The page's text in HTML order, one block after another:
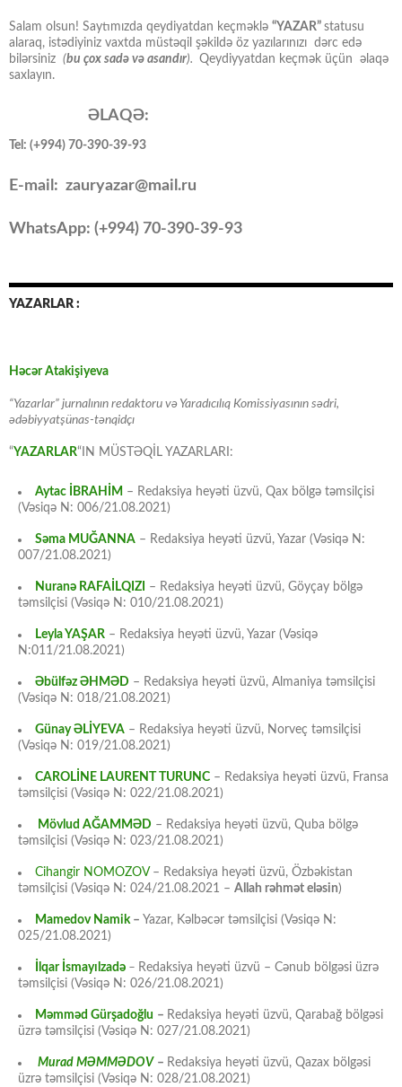
Salam olsun! Saytımızda qeydiyatdan keçməklə “YAZAR” statusu
alaraq, istədiyiniz vaxtda müstəqil şəkildə öz yazılarınızı dərc edə
bilərsiniz (bu çox sadə və asandır). Qeydiyyatdan keçmək üçün əlaqə
saxlayın.
ƏLAQƏ:
Tel: (+994) 70-390-39-93
E-mail: zauryazar@mail.ru
WhatsApp: (+994) 70-390-39-93
YAZARLAR :
Həcər Atakişiyeva
“Yazarlar” jurnalının redaktoru və Yaradıcılıq Komissiyasının sədri,
ədəbiyyatşünas-tənqidçı
“YAZARLAR“IN MÜSTƏQİL YAZARLARI:
Aytac İBRAHİM – Redaksiya heyəti üzvü, Qax bölgə təmsilçisi
(Vəsiqə N: 006/21.08.2021)
Səma MUĞANNA – Redaksiya heyəti üzvü, Yazar (Vəsiqə N:
007/21.08.2021)
Nuranə RAFAİLQIZI
– Redaksiya heyəti üzvü, Göyçay bölgə
təmsilçisi (Vəsiqə N: 010/21.08.2021)
Leyla YAŞAR – Redaksiya heyəti üzvü, Yazar (Vəsiqə
N:011/21.08.2021)
Əbülfəz ƏHMƏD – Redaksiya heyəti üzvü, Almaniya təmsilçisi
(Vəsiqə N: 018/21.08.2021)
Günay ƏLİYEVA – Redaksiya heyəti üzvü, Norveç təmsilçisi
(Vəsiqə N: 019/21.08.2021)
CAROLİNE LAURENT TURUNC – Redaksiya heyəti üzvü, Fransa
təmsilçisi (Vəsiqə N: 022/21.08.2021)
Mövlud AĞAMMƏD – Redaksiya heyəti üzvü, Quba bölgə
təmsilçisi (Vəsiqə N: 023/21.08.2021)
Cihangir NOMOZOV– Redaksiya heyəti üzvü, Özbəkistan
təmsilçisi (Vəsiqə N: 024/21.08.2021 – Allah rəhmət eləsin)
Mamedov Namik– Yazar, Kəlbəcər təmsilçisi (Vəsiqə N:
025/21.08.2021)
İlqar İsmayılzadə – Redaksiya heyəti üzvü – Cənub bölgəsi üzrə
təmsilçisi (Vəsiqə N: 026/21.08.2021)
Məmməd Gürşadoğlu – Redaksiya heyəti üzvü, Qarabağ bölgəsi
üzrə təmsilçisi (Vəsiqə N: 027/21.08.2021)
Murad MƏMMƏDOV – Redaksiya heyəti üzvü, Qazax bölgəsi
üzrə təmsilçisi (Vəsiqə N: 028/21.08.2021)